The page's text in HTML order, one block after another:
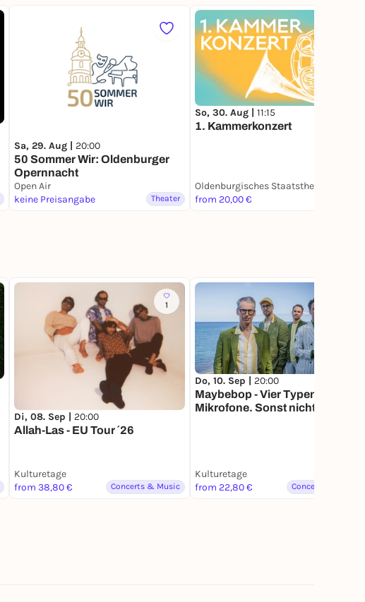
Sa, 29. Aug | 20:00
50 Sommer Wir: Oldenburger
Opernnacht
Open Air
keine Preisangabe
Theater
So, 30. Aug | 11:15
1. Kammerkonzert
from 20,00 €
1
Di, 08. Sep | 20:00
Allah-Las - EU Tour ´26
Kulturetage
from 38,80 €
Concerts & Music
Do, 10. Sep | 20:00
Maybebop - Vier Typen. Vier
Mikrofone. Sonst nichts.
Kulturetage
from 22,80 €
Concerts & Music